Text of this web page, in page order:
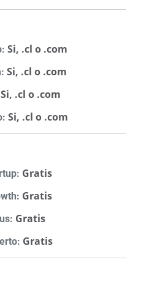
Si, .cl o .com
Si, .cl o .com
Si, .cl o .com
Si, .cl o .com
Gratis
Gratis
Gratis
Gratis